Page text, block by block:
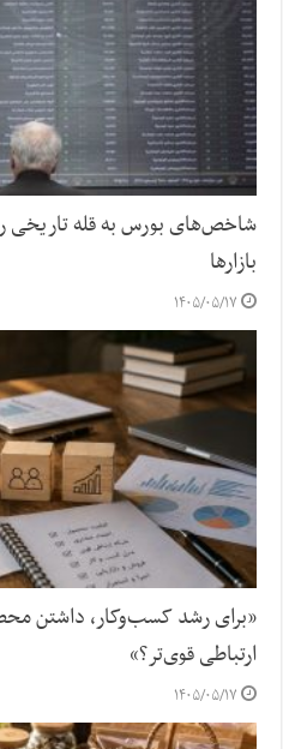
شاخص‌های بورس به قله تاریخی
بازارها
۱۴۰۵/۰۵/۱۷
«برای رشد کسب‌وکار، داشتن
ارتباطی قوی‌تر؟»
۱۴۰۵/۰۵/۱۷